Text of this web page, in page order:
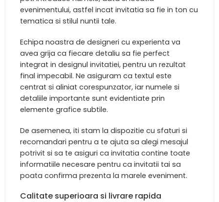
evenimentului, astfel incat invitatia sa fie in ton cu
tematica si stilul nuntii tale.
Echipa noastra de designeri cu experienta va
avea grija ca fiecare detaliu sa fie perfect
integrat in designul invitatiei, pentru un rezultat
final impecabil. Ne asiguram ca textul este
centrat si aliniat corespunzator, iar numele si
detaliile importante sunt evidentiate prin
elemente grafice subtile.
De asemenea, iti stam la dispozitie cu sfaturi si
recomandari pentru a te ajuta sa alegi mesajul
potrivit si sa te asiguri ca invitatia contine toate
informatiile necesare pentru ca invitatii tai sa
poata confirma prezenta la marele eveniment.
Calitate superioara si livrare rapida